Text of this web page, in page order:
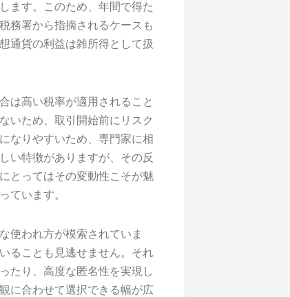
ます。このため、年間で得た
務署から指摘されるケースも
通貨の利益は雑所得として扱
は高い税率が適用されること
いため、取引開始前にリスク
なりやすいため、専門家に相
い特徴がありますが、その反
とってはその変動性こそが魅
ています。
使われ方が模索されていま
ることも見逃せません。それ
たり、高度な匿名性を実現し
に合わせて選択できる幅が広